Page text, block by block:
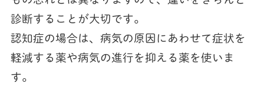
診断することが大切です。
認知症の場合は、病気の原因にあわせて症状を
軽減する薬や病気の進行を抑える薬を使いま
す。